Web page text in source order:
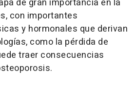
de gran importancia en la
con importantes
y hormonales que derivan
como la pérdida de
traer consecuencias